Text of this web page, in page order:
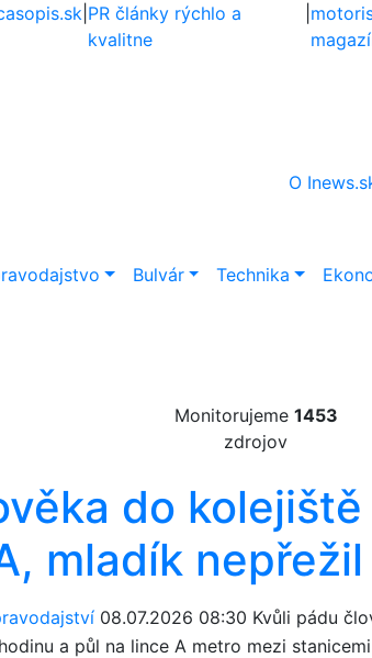
PR články rýchlo a
kvalitne
O
Bulvár Technika
Monitorujeme 1453
zdrojov
do
mladík nepřežil
08.07.2026 08:30 Kvůli pádu
a půl na lince A metro mezi